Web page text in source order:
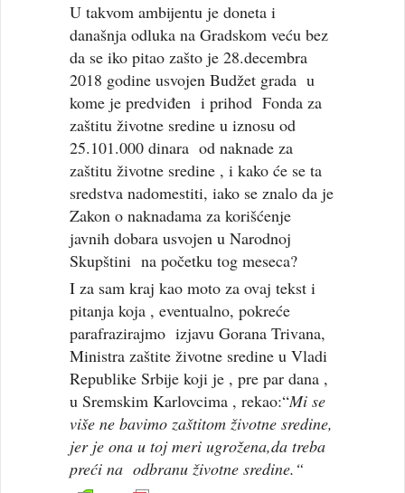
U takvom ambijentu je doneta i
današnja odluka na Gradskom veću bez
da se iko pitao zašto je 28.decembra
2018 godine usvojen Budžet grada u
kome je predviđen i prihod Fonda za
zaštitu životne sredine u iznosu od
25.101.000 dinara od naknade za
zaštitu životne sredine , i kako će se ta
sredstva nadomestiti, iako se znalo da je
Zakon o naknadama za korišćenje
javnih dobara usvojen u Narodnoj
Skupštini na početku tog meseca?
I za sam kraj kao moto za ovaj tekst i
pitanja koja , eventualno, pokreće
parafrazirajmo izjavu Gorana Trivana,
Ministra zaštite životne sredine u Vladi
Republike Srbije koji je , pre par dana ,
u Sremskim Karlovcima , rekao:“Mi se
više ne bavimo zaštitom životne sredine,
jer je ona u toj meri ugrožena,da treba
preći na odbranu životne sredine.“